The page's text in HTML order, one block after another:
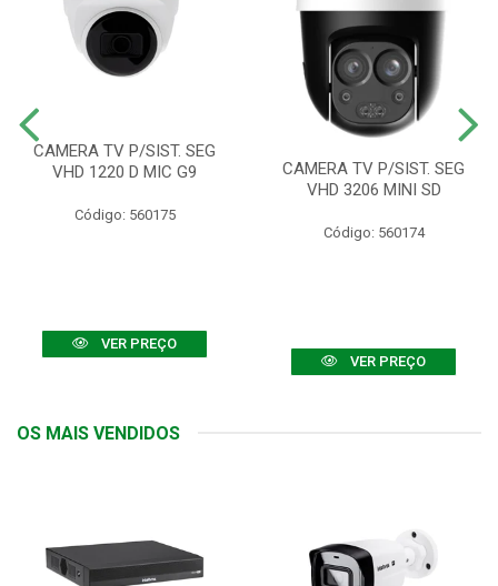
CAMERA TV P/SIST. SEG
VHD 1220 D MIC G9
Código: 560175
VER PREÇO
CAMERA TV P/SIST. SEG
VHD 3206 MINI SD
Código: 560174
VER PREÇO
OS MAIS VENDIDOS